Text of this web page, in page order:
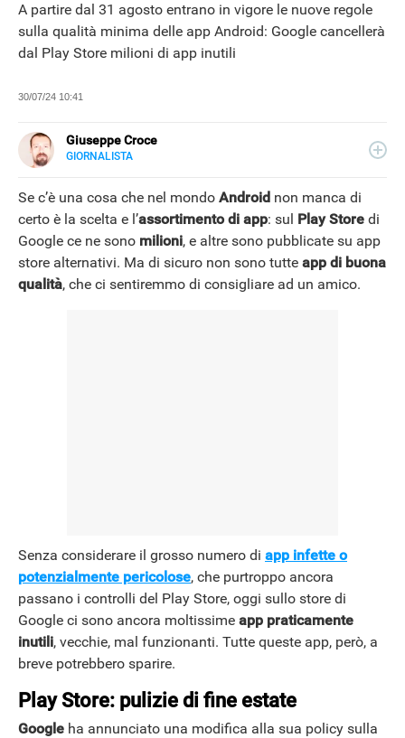
NEWS
A partire dal 31 agosto entrano in vigore le nuove regole
sulla qualità minima delle app Android: Google cancellerà
dal Play Store milioni di app inutili
30/07/24 10:41
Giuseppe Croce
GIORNALISTA
elettronici e nuove tecnologie applicate al mondo
automotive. È entrato in Libero Tecnologia nel 2018.
Se c’è una cosa che nel mondo Android non manca di
certo è la scelta e l’assortimento di app: sul Play Store di
Google ce ne sono milioni, e altre sono pubblicate su app
store alternativi. Ma di sicuro non sono tutte app di buona
qualità, che ci sentiremmo di consigliare ad un amico.
Senza considerare il grosso numero di app infette o
potenzialmente pericolose, che purtroppo ancora
passano i controlli del Play Store, oggi sullo store di
Google ci sono ancora moltissime app praticamente
inutili, vecchie, mal funzionanti. Tutte queste app, però, a
breve potrebbero sparire.
Play Store: pulizie di fine estate
Google ha annunciato una modifica alla sua policy sulla